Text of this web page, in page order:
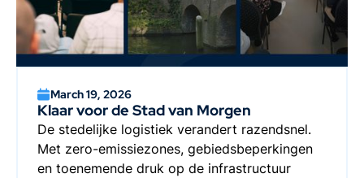
March 19, 2026
Klaar voor de Stad van Morgen
De stedelijke logistiek verandert razendsnel.
Met zero-emissiezones, gebiedsbeperkingen
en toenemende druk op de infrastructuur